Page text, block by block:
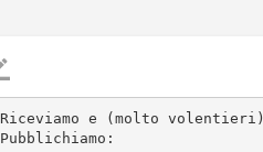
Riceviamo e (molto volentieri)
Pubblichiamo: